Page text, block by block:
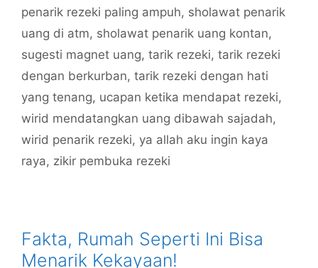
penarik rezeki paling ampuh, sholawat penarik
uang di atm, sholawat penarik uang kontan,
sugesti magnet uang, tarik rezeki, tarik rezeki
dengan berkurban, tarik rezeki dengan hati
yang tenang, ucapan ketika mendapat rezeki,
wirid mendatangkan uang dibawah sajadah,
wirid penarik rezeki, ya allah aku ingin kaya
raya, zikir pembuka rezeki
Fakta, Rumah Seperti Ini Bisa
Menarik Kekayaan!